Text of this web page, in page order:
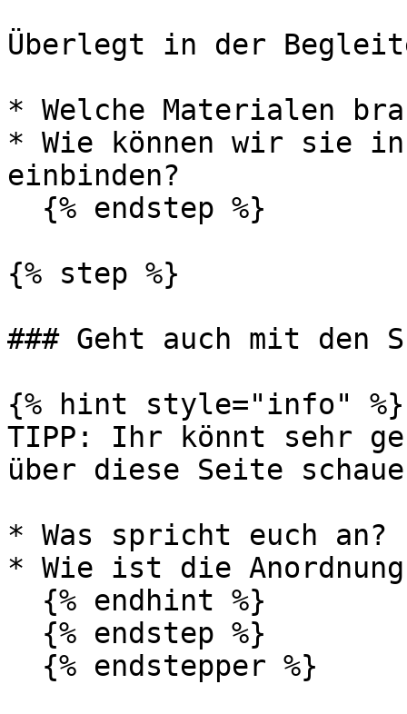
Überlegt in der
* Welche Materialen
* Wie können wir sie
einbinden?
{% step %}
### Geht auch mit den
{% hint style="info" %}
TIPP: Ihr könnt sehr
über diese Seite
* Was spricht euch an?
* Wie ist die Anordnung